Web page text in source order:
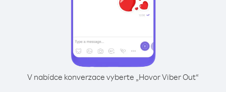
V nabídce konverzace vyberte „Hovor Viber Out“